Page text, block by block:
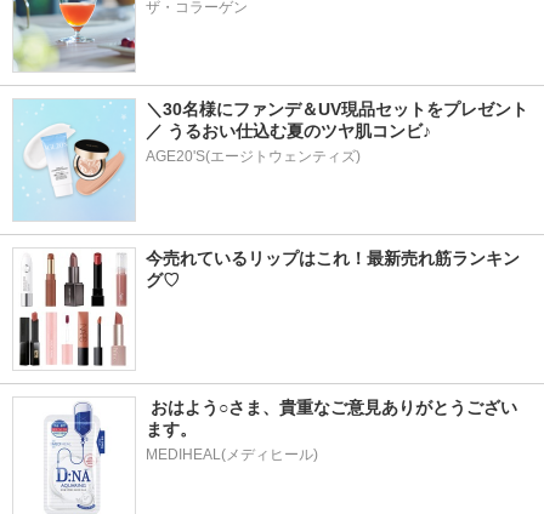
ザ・コラーゲン
＼30名様にファンデ＆UV現品セットをプレゼント
／ うるおい仕込む夏のツヤ肌コンビ♪
AGE20'S(エージトウェンティズ)
今売れているリップはこれ！最新売れ筋ランキン
グ♡
おはよう○さま、貴重なご意見ありがとうござい
ます。
MEDIHEAL(メディヒール)